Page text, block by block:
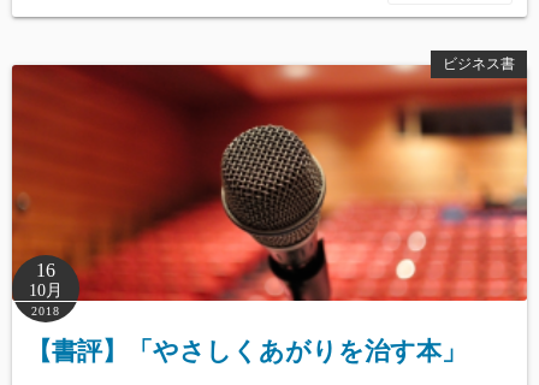
ビジネス書
16
10月
2018
【書評】「やさしくあがりを治す本」